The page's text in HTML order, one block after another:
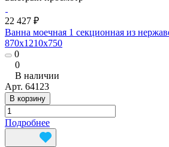
22 427 ₽
Ванна моечная 1 секционная из
870x1210x750
0
0
В наличии
Арт. 64123
В корзину
Подробнее